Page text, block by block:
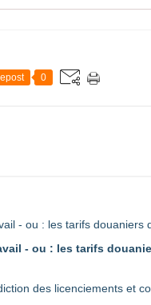
0
- ou : les tarifs